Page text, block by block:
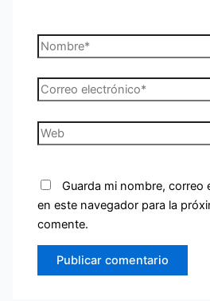
Nombre*
Correo
electrónico*
Web
Guarda mi nombre, correo
en este navegador para la
comente.